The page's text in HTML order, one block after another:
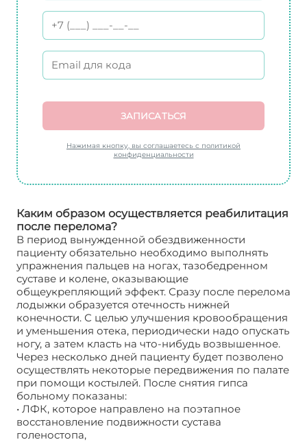
ЗАПИСАТЬСЯ
Нажимая кнопку, вы соглашаетесь с политикой
конфиденциальности
Каким образом осуществляется реабилитация
после перелома?
В период вынужденной обездвиженности
пациенту обязательно необходимо выполнять
упражнения пальцев на ногах, тазобедренном
суставе и колене, оказывающие
общеукрепляющий эффект. Сразу после перелома
лодыжки образуется отечность нижней
конечности. С целью улучшения кровообращения
и уменьшения отека, периодически надо опускать
ногу, а затем класть на что-нибудь возвышенное.
Через несколько дней пациенту будет позволено
осуществлять некоторые передвижения по палате
при помощи костылей. После снятия гипса
больному показаны:
• ЛФК, которое направлено на поэтапное
восстановление подвижности сустава
голеностопа,